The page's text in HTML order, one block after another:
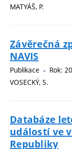
MATYÁŠ, P.
Závěrečná
NAVIS
Publikace
Rok:
VOSECKÝ, S.
Databáze
událostí ve
Republiky